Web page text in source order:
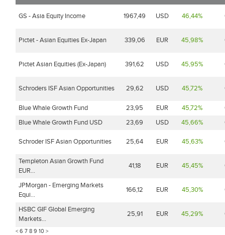
GS - Asia Equity Income 1967,49 USD 46,44%
Pictet - Asian Equities Ex-Japan 339,06 EUR 45,98%
Pictet Asian Equities (Ex-Japan) 391,62 USD 45,95%
Schroders ISF Asian Opportunities 29,62 USD 45,72%
Blue Whale Growth Fund 23,95 EUR 45,72%
Blue Whale Growth Fund USD
23,69 USD 45,66%
Schroder ISF Asian Opportunities 25,64 EUR 45,63%
Templeton Asian Growth Fund
EUR...
41,18 EUR 45,45%
JPMorgan - Emerging Markets
Equi...
166,12 EUR 45,30%
HSBC GIF Global Emerging
Markets...
25,91 EUR 45,29%
< 6 7 8 9 10 >